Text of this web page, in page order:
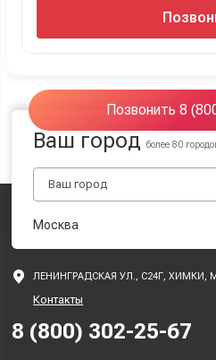
Позвонить 8
Ваш городболее 80
Москва
ЛЕНИНГРАДСКАЯ УЛ., С24Г, ХИМКИ,
Контакты
8 (800) 302-25-67